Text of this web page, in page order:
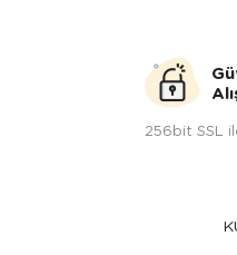
256bit SSL